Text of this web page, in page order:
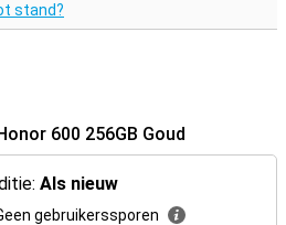
stand?
600 256GB Goud
Als nieuw
gebruikerssporen